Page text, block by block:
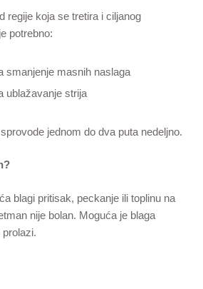
regije koja se tretira i ciljanog
potrebno:
smanjenje masnih naslaga
ublažavanje strija
jednom do dva puta nedeljno.
blagi pritisak, peckanje ili toplinu na
nije bolan. Moguća je blaga